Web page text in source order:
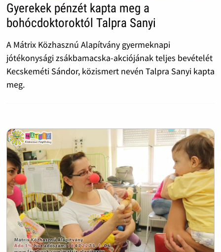
Gyerekek pénzét kapta meg a
bohócdoktoroktól Talpra Sanyi
A Mátrix Közhasznú Alapítvány gyermeknapi
jótékonysági zsákbamacska-akciójának teljes bevételét
Kecskeméti Sándor, közismert nevén Talpra Sanyi kapta
meg.